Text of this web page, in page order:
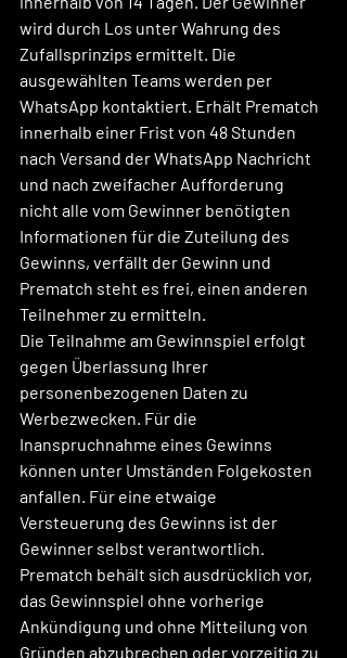
wird durch Los unter Wahrung des
Zufallsprinzips ermittelt. Die
ausgewählten Teams werden per
WhatsApp kontaktiert. Erhält Prematch
innerhalb einer Frist von 48 Stunden
nach Versand der WhatsApp Nachricht
und nach zweifacher Aufforderung
nicht alle vom Gewinner benötigten
Informationen für die Zuteilung des
Gewinns, verfällt der Gewinn und
Prematch steht es frei, einen anderen
Teilnehmer zu ermitteln.
Die Teilnahme am Gewinnspiel erfolgt
gegen Überlassung Ihrer
personenbezogenen Daten zu
Werbezwecken. Für die
Inanspruchnahme eines Gewinns
können unter Umständen Folgekosten
anfallen. Für eine etwaige
Versteuerung des Gewinns ist der
Gewinner selbst verantwortlich.
Prematch behält sich ausdrücklich vor,
das Gewinnspiel ohne vorherige
Ankündigung und ohne Mitteilung von
Gründen abzubrechen oder vorzeitig zu